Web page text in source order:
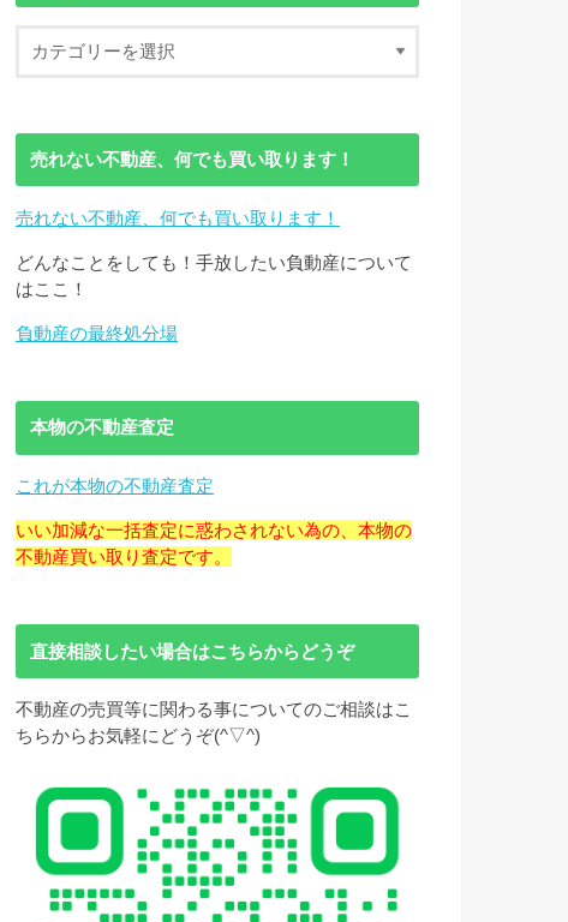
売れない不動産、何でも買い取ります！
売れない不動産、何でも買い取ります！
どんなことをしても！手放したい負動産について
はここ！
負動産の最終処分場
本物の不動産査定
これが本物の不動産査定
いい加減な一括査定に惑わされない為の、本物の
不動産買い取り査定です。
直接相談したい場合はこちらからどうぞ
不動産の売買等に関わる事についてのご相談はこ
ちらからお気軽にどうぞ(^▽^)